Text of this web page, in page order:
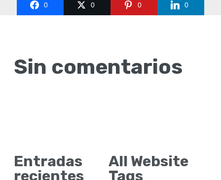
0 0 0 0
Sin comentarios
Entradas
recientes
All Website
Tags